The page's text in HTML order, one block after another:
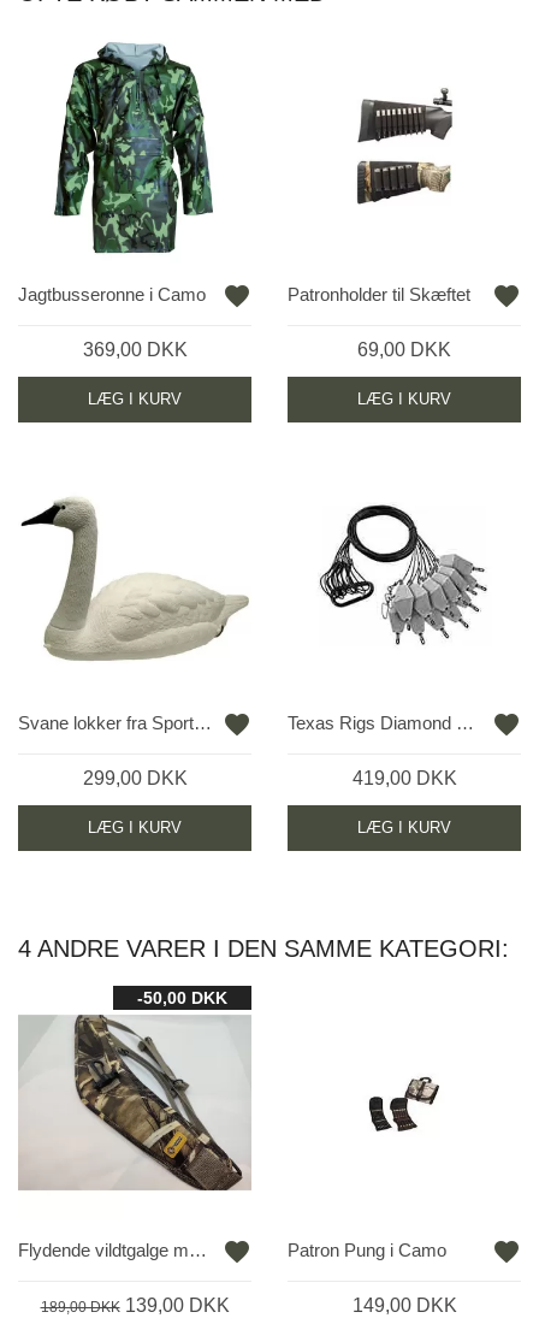
Jagtbusseronne i Camo
369,00 DKK
LÆG I KURV
favorite Patronholder til Skæftet
69,00 DKK
LÆG I KURV
favorite
Svane lokker fra Sport Plast
299,00 DKK
LÆG I KURV
favorite Texas Rigs Diamond Grip
419,00 DKK
LÆG I KURV
favorite
4 ANDRE VARER I DEN SAMME KATEGORI:
Flydende vildtgalge med 6 stropper
189,00 DKK 139,00 DKK
favorite
-50,00 DKK
Patron Pung i Camo
149,00 DKK
favorite